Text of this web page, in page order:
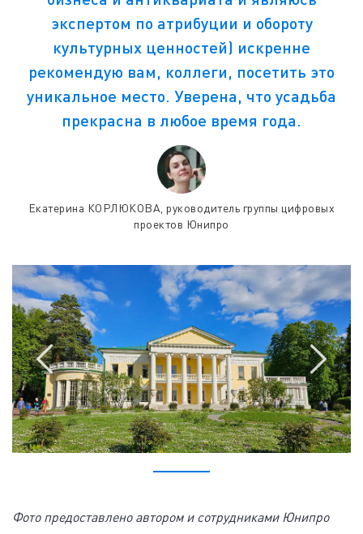
экспертом по атрибуции и обороту
культурных ценностей) искренне
рекомендую вам, коллеги, посетить это
уникальное место. Уверена, что усадьба
прекрасна в любое время года.
Екатерина КОРЛЮКОВА, руководитель группы цифровых
проектов Юнипро
Фото предоставлено автором и сотрудниками Юнипро